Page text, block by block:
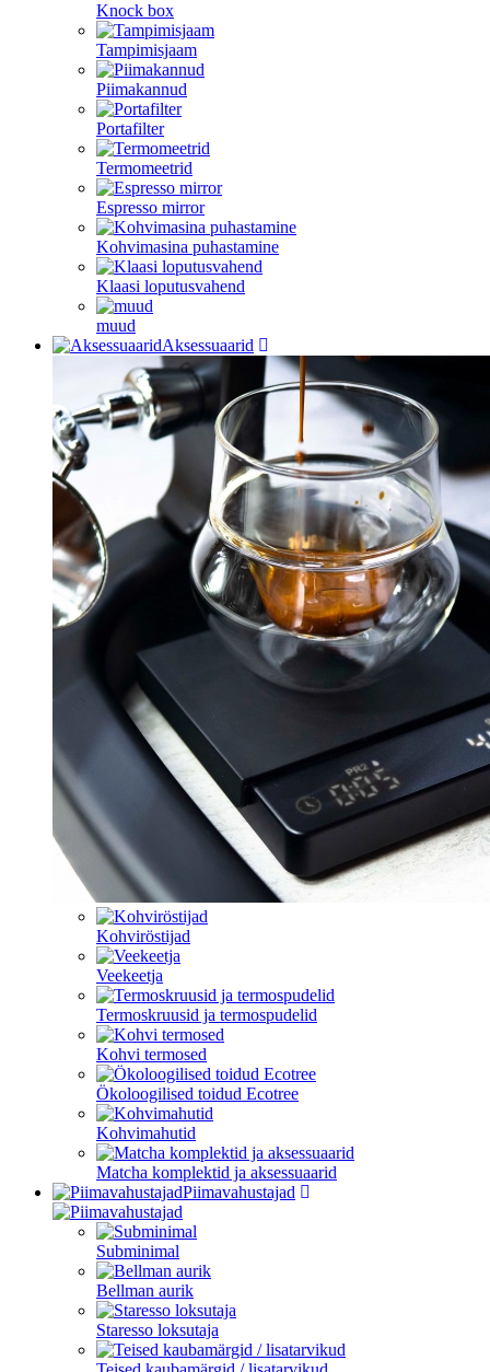
Knock box
Tampimisjaam
Piimakannud
Portafilter
Termomeetrid
Espresso mirror
Kohvimasina puhastamine
Klaasi loputusvahend
muud
Aksessuaarid
Kohviröstijad
Veekeetja
Termoskruusid ja termospudelid
Kohvi termosed
Ökoloogilised toidud Ecotree
Kohvimahutid
Matcha komplektid ja aksessuaarid
Piimavahustajad
Subminimal
Bellman aurik
Staresso loksutaja